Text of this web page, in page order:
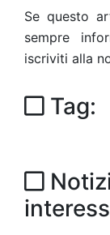
Se questo
sempre
iscriviti alla
Tag: